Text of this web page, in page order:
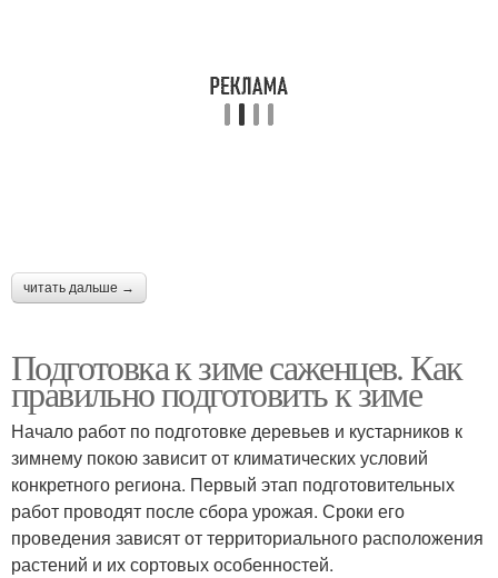
читать дальше →
Подготовка к зиме саженцев. Как
правильно подготовить к зиме
Начало работ по подготовке деревьев и кустарников к
зимнему покою зависит от климатических условий
конкретного региона. Первый этап подготовительных
работ проводят после сбора урожая. Сроки его
проведения зависят от территориального расположения
растений и их сортовых особенностей.